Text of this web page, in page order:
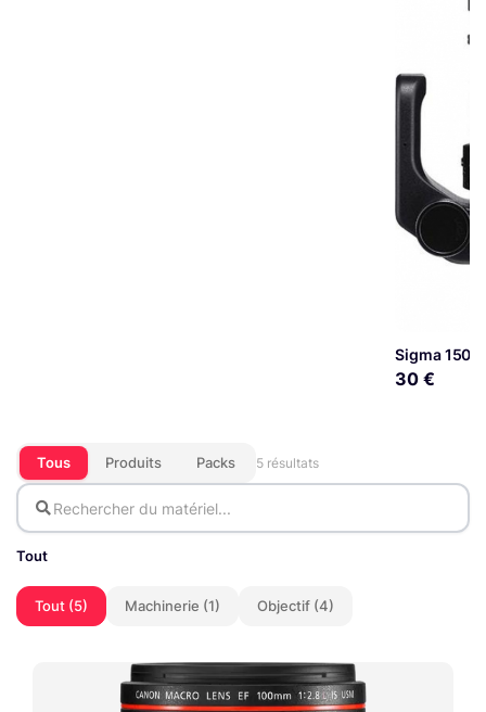
Sigma 150-
30 €
Tous Produits Packs 5 résultats
Tout
Tout (5) Machinerie (1) Objectif (4)